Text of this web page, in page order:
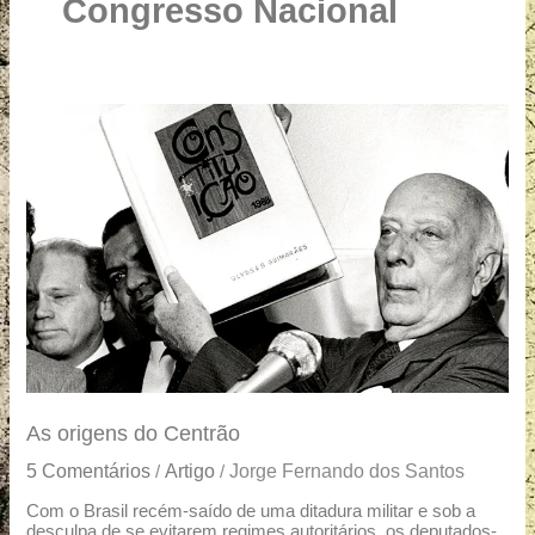
e
Congresso Nacional
As origens do Centrão
5 Comentários /Artigo /Jorge Fernando dos Santos
Com o Brasil recém-saído de uma ditadura militar e sob a
Centrão